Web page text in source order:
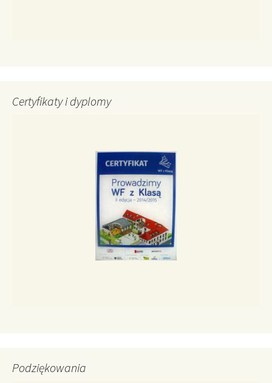
Certyfikaty i dyplomy
Podziękowania